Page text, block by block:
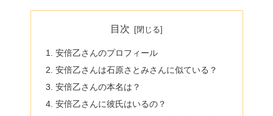
目次
安倍乙さんのプロフィール
安倍乙さんは石原さとみさんに似ている？
安倍乙さんの本名は？
安倍乙さんに彼氏はいるの？